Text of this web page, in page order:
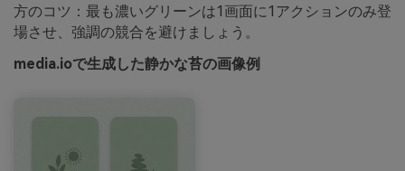
方のコツ：最も濃いグリーンは1画面に1アクションのみ登
場させ、強調の競合を避けましょう。
media.ioで生成した静かな苔の画像例